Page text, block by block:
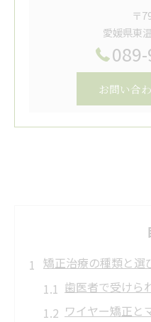
〒
愛媛県東
お問い合
矯正治療の種類と選
歯医者で受けら
ワイヤー矯正と